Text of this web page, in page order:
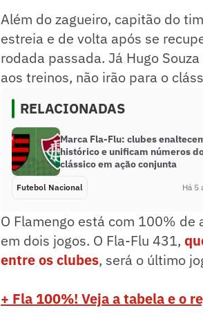
Além do zagueiro, capitão do
estreia e de volta após se
rodada passada. Já Hugo
aos treinos, não irão para o
RELACIONADAS
Marca Fla-Flu: clubes
histórico e unificam números
clássico em ação conjunta
Futebol Nacional Há 5
O Flamengo está com 100%
em dois jogos. O Fla-Flu 431,
entre os clubes, será o último
+ Fla 100%! Veja a tabela e o